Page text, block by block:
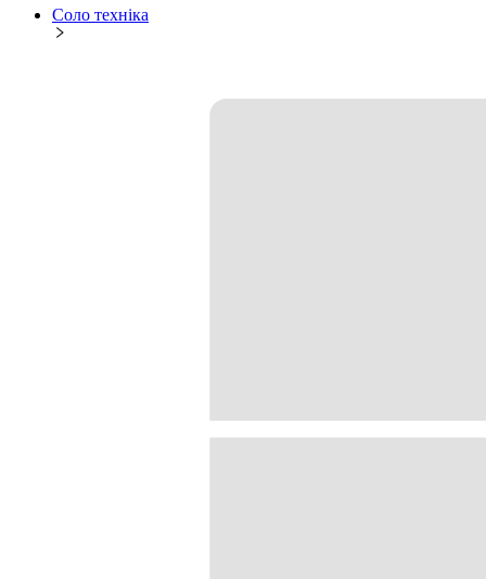
Соло техніка